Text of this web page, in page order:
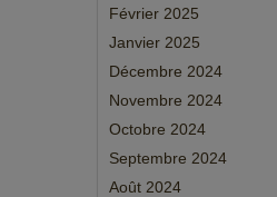
Février 2025
Janvier 2025
Décembre 2024
Novembre 2024
Octobre 2024
Septembre 2024
Août 2024